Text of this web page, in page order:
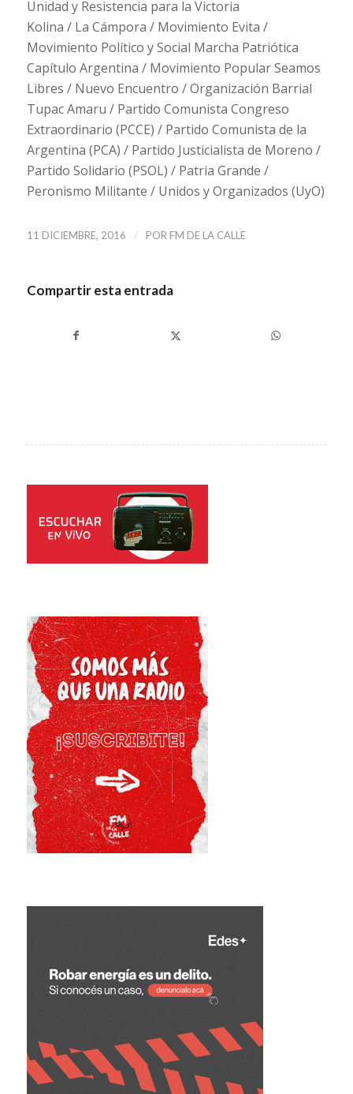
Unidad y Resistencia para la Victoria
Kolina / La Cámpora / Movimiento Evita /
Movimiento Político y Social Marcha Patriótica
Capítulo Argentina / Movimiento Popular Seamos
Libres / Nuevo Encuentro / Organización Barrial
Tupac Amaru / Partido Comunista Congreso
Extraordinario (PCCE) / Partido Comunista de la
Argentina (PCA) / Partido Justicialista de Moreno /
Partido Solidario (PSOL) / Patria Grande /
Peronismo Militante / Unidos y Organizados (UyO)
11 DICIEMBRE, 2016 / POR FM DE LA CALLE
Compartir esta entrada